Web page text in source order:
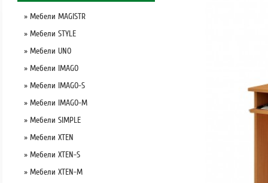
» Мебели MAGISTR
» Мебели STYLE
» Мебели UNO
» Мебели IMAGO
» Мебели IMAGO-S
» Мебели IMAGO-M
» Мебели SIMPLE
» Мебели XTEN
» Мебели XTEN-S
» Мебели XTEN-M